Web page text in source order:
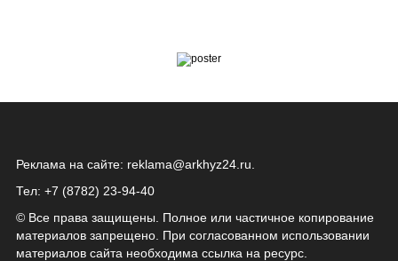
Реклама на сайте: reklama@arkhyz24.ru
Тел: +7 (8782) 23‑94‑40
© Все права защищены. Полное или частичное копирование
материалов запрещено. При согласованном использовании
материалов сайта необходима ссылка на ресурс.